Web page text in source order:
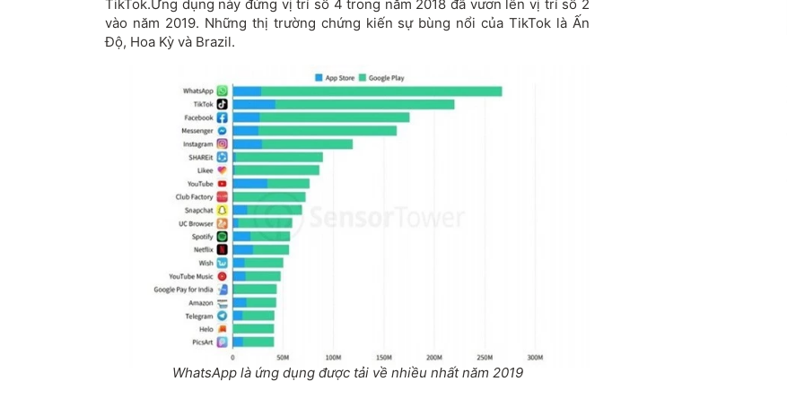
TikTok.Ứng dụng này đứng vị trí số 4 trong năm 2018 đã vươn lên vị trí số 2
vào năm 2019. Những thị trường chứng kiến sự bùng nổi của TikTok là Ấn
Độ, Hoa Kỳ và Brazil.
WhatsApp là ứng dụng được tải về nhiều nhất năm 2019